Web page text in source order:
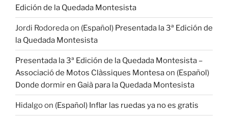
Edición de la Quedada Montesista
Jordi Rodoredaon (Español) Presentada la 3ª Edición de
la Quedada Montesista
Presentada la 3ª Edición de la Quedada Montesista –
Associació de Motos Clàssiques Montesaon (Español)
Donde dormir en Gaià para la Quedada Montesista
Hidalgoon (Español) Inflar las ruedas ya no es gratis